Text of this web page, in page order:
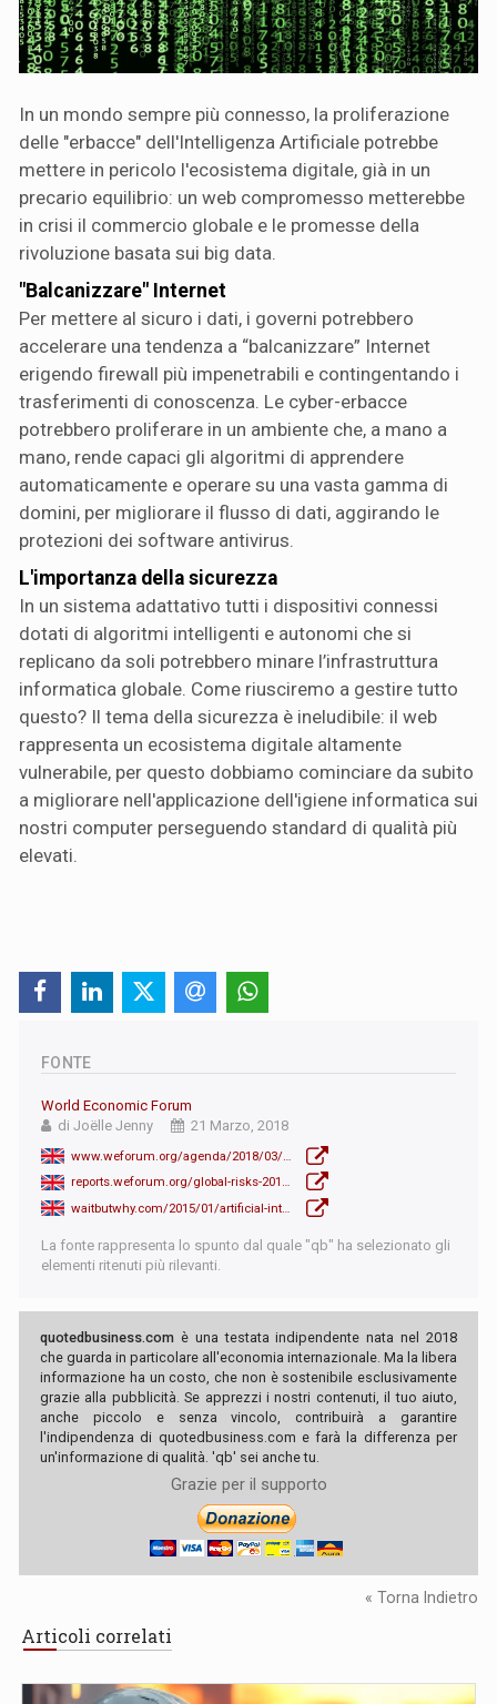
In un mondo sempre più connesso, la proliferazione
delle "erbacce" dell'Intelligenza Artificiale potrebbe
mettere in pericolo l'ecosistema digitale, già in un
precario equilibrio: un web compromesso metterebbe
in crisi il commercio globale e le promesse della
rivoluzione basata sui big data.
"Balcanizzare" Internet
Per mettere al sicuro i dati, i governi potrebbero
accelerare una tendenza a “balcanizzare” Internet
erigendo firewall più impenetrabili e contingentando i
trasferimenti di conoscenza. Le cyber-erbacce
potrebbero proliferare in un ambiente che, a mano a
mano, rende capaci gli algoritmi di apprendere
automaticamente e operare su una vasta gamma di
domini, per migliorare il flusso di dati, aggirando le
protezioni dei software antivirus.
L'importanza della sicurezza
In un sistema adattativo tutti i dispositivi connessi
dotati di algoritmi intelligenti e autonomi che si
replicano da soli potrebbero minare l’infrastruttura
informatica globale. Come riusciremo a gestire tutto
questo? Il tema della sicurezza è ineludibile: il web
rappresenta un ecosistema digitale altamente
vulnerabile, per questo dobbiamo cominciare da subito
a migliorare nell'applicazione dell'igiene informatica sui
nostri computer perseguendo standard di qualità più
elevati.
FONTE
World Economic Forum
di Joëlle Jenny
21 Marzo, 2018
www.weforum.org/agenda/2018/03/ai-weeds-what-they-are-how-they-could-choke-the-web
reports.weforum.org/global-risks-2018/
La fonte rappresenta lo spunto dal quale "qb" ha selezionato gli
elementi ritenuti più rilevanti.
quotedbusiness.com è una testata indipendente nata nel 2018
che guarda in particolare all'economia internazionale. Ma la libera
informazione ha un costo, che non è sostenibile esclusivamente
grazie alla pubblicità. Se apprezzi i nostri contenuti, il tuo aiuto,
anche piccolo e senza vincolo, contribuirà a garantire
l'indipendenza di quotedbusiness.com e farà la differenza per
un'informazione di qualità. 'qb' sei anche tu.
Grazie per il supporto
« Torna Indietro
Articoli correlati